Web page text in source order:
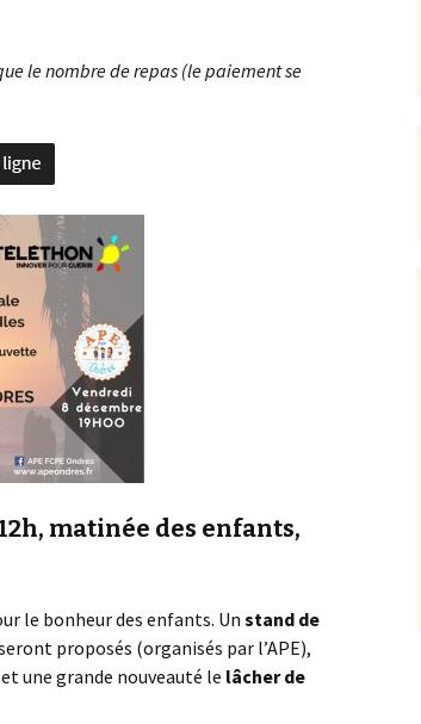
le nombre de repas (le paiement se
matinée des enfants,
le bonheur des enfants. Un stand de
proposés (organisés par l’APE),
et une grande nouveauté le lâcher de